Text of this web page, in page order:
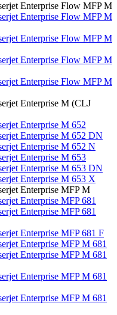
Enterprise Flow MFP M
Enterprise Flow MFP M
Enterprise Flow MFP M
Enterprise Flow MFP M
Enterprise Flow MFP M
Enterprise M (CLJ
Enterprise M 652
Enterprise M 652 DN
Enterprise M 652 N
Enterprise M 653
Enterprise M 653 DN
Enterprise M 653 X
Enterprise MFP M
Enterprise MFP 681
Enterprise MFP 681
Enterprise MFP 681 F
Enterprise MFP M 681
Enterprise MFP M 681
Enterprise MFP M 681
Enterprise MFP M 681